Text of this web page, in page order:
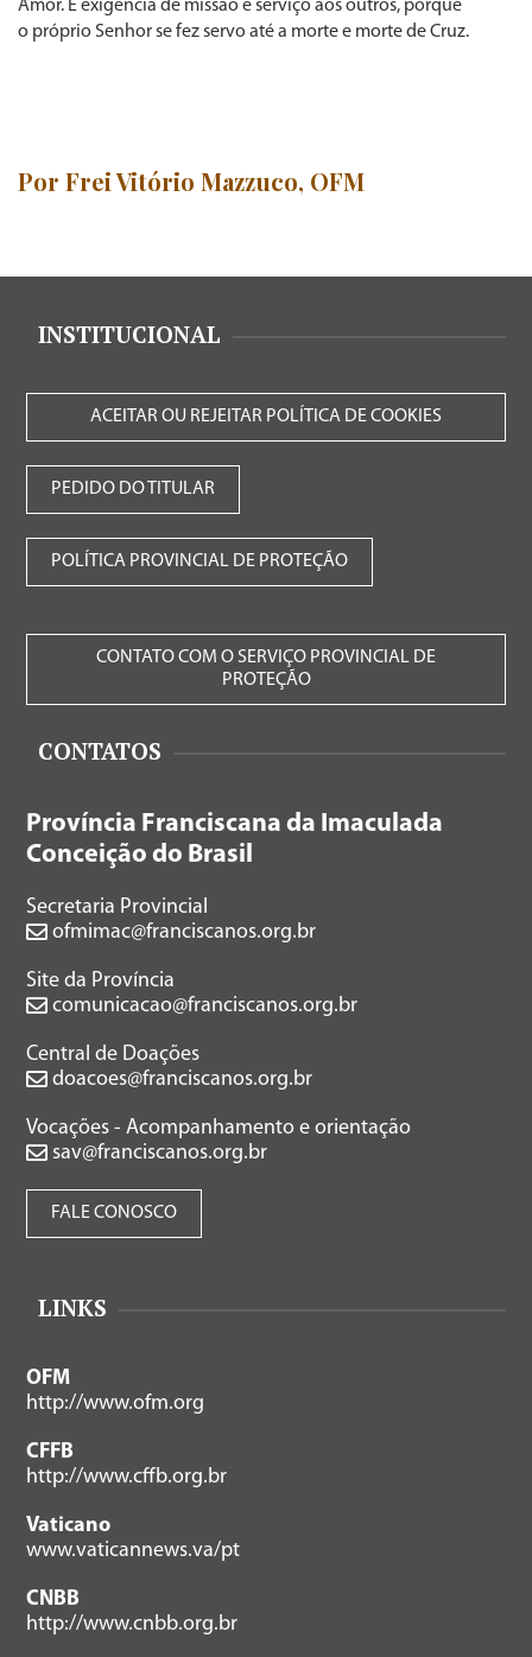
Amor. É exigência de missão e serviço aos outros, porque
o próprio Senhor se fez servo até a morte e morte de Cruz.
Por Frei Vitório Mazzuco, OFM
INSTITUCIONAL
ACEITAR OU REJEITAR POLÍTICA DE COOKIES
PEDIDO DO TITULAR
POLÍTICA PROVINCIAL DE PROTEÇÃO
CONTATO COM O SERVIÇO PROVINCIAL DE
PROTEÇÃO
CONTATOS
Província Franciscana da Imaculada
Conceição do Brasil
Secretaria Provincial
ofmimac@franciscanos.org.br
Site da Província
comunicacao@franciscanos.org.br
Central de Doações
doacoes@franciscanos.org.br
Vocações - Acompanhamento e orientação
sav@franciscanos.org.br
FALE CONOSCO
LINKS
OFM
http://www.ofm.org
CFFB
http://www.cffb.org.br
Vaticano
www.vaticannews.va/pt
CNBB
http://www.cnbb.org.br